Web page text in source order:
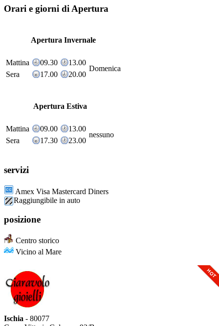
Orari e giorni di Apertura
Apertura Invernale
Mattina 09.30 13.00
Domenica
Sera 17.00 20.00
Apertura Estiva
Mattina 09.00 13.00
nessuno
Sera 17.30 23.00
servizi
Amex Visa Mastercard Diners
Raggiungibile in auto
posizione
Centro storico
Vicino al Mare
Ischia - 80077